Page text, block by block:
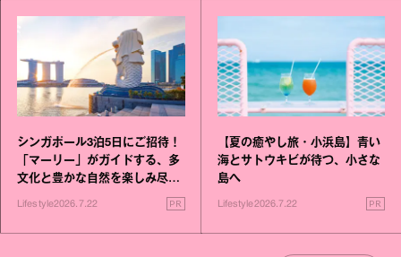
シンガポール3泊5日にご招待！
「マーリー」がガイドする、多
文化と豊かな自然を楽しみ尽く
Lifestyle2026.7.22 PR
【夏の癒やし旅・小浜島】青い
海とサトウキビが待つ、小さな
島へ
Lifestyle2026.7.22 PR